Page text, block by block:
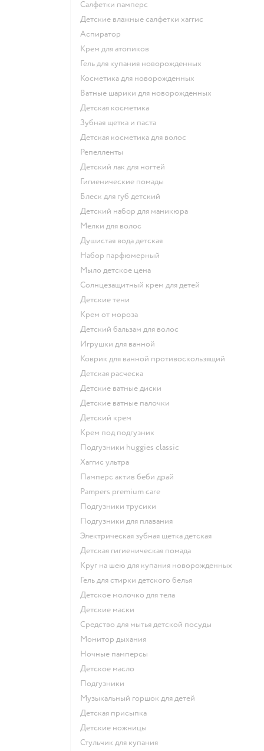
салфетки памперс
детские влажные салфетки хаггис
аспиратор
крем для атопиков
гель для купания новорожденных
косметика для новорожденных
ватные шарики для новорожденных
детская косметика
зубная щетка и паста
детская косметика для волос
репелленты
детский лак для ногтей
гигиенические помады
блеск для губ детский
детский набор для маникюра
мелки для волос
душистая вода детская
набор парфюмерный
мыло детское цена
солнцезащитный крем для детей
детские тени
крем от мороза
детский бальзам для волос
игрушки для ванной
коврик для ванной противоскользящий
детская расческа
детские ватные диски
детские ватные палочки
детский крем
крем под подгузник
подгузники huggies classic
хаггис ультра
памперс актив беби драй
pampers premium care
подгузники трусики
подгузники для плавания
электрическая зубная щетка детская
детская гигиеническая помада
круг на шею для купания новорожденных
гель для стирки детского белья
детское молочко для тела
детские маски
средство для мытья детской посуды
монитор дыхания
ночные памперсы
детское масло
подгузники
музыкальный горшок для детей
детская присыпка
детские ножницы
стульчик для купания